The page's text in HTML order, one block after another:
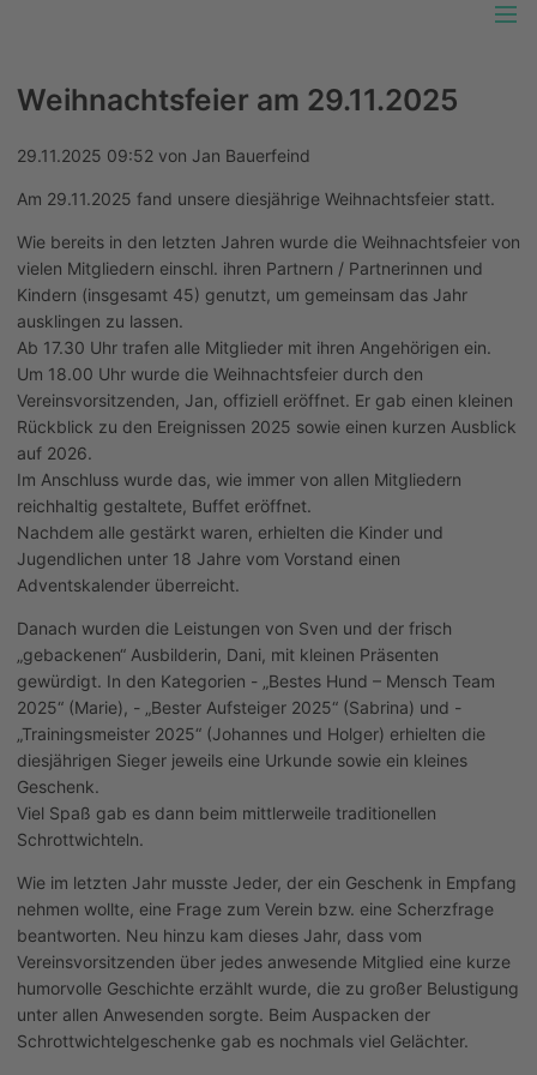
DATENSCHUTZORDNUNG
GESCHÄFTSORDNUNG DES VORSTANDES
NUTZUNGSORDNUNG
PLATZ- UND HAUSORDNUNG
e.V.
Weihnachtsfeier am 29.11.2025
29.11.2025 09:52 von Jan Bauerfeind
Am 29.11.2025 fand unsere diesjährige Weihnachtsfeier statt.
Wie bereits in den letzten Jahren wurde die Weihnachtsfeier von
vielen Mitgliedern einschl. ihren Partnern / Partnerinnen und
Kindern (insgesamt 45) genutzt, um gemeinsam das Jahr
ausklingen zu lassen.
Ab 17.30 Uhr trafen alle Mitglieder mit ihren Angehörigen ein.
Um 18.00 Uhr wurde die Weihnachtsfeier durch den
Vereinsvorsitzenden, Jan, offiziell eröffnet. Er gab einen kleinen
Rückblick zu den Ereignissen 2025 sowie einen kurzen Ausblick
auf 2026.
Im Anschluss wurde das, wie immer von allen Mitgliedern
reichhaltig gestaltete, Buffet eröffnet.
Nachdem alle gestärkt waren, erhielten die Kinder und
Jugendlichen unter 18 Jahre vom Vorstand einen
Adventskalender überreicht.
Danach wurden die Leistungen von Sven und der frisch
„gebackenen“ Ausbilderin, Dani, mit kleinen Präsenten
gewürdigt. In den Kategorien - „Bestes Hund – Mensch Team
2025“ (Marie), - „Bester Aufsteiger 2025“ (Sabrina) und -
„Trainingsmeister 2025“ (Johannes und Holger) erhielten die
diesjährigen Sieger jeweils eine Urkunde sowie ein kleines
Geschenk.
Viel Spaß gab es dann beim mittlerweile traditionellen
Schrottwichteln.
Wie im letzten Jahr musste Jeder, der ein Geschenk in Empfang
nehmen wollte, eine Frage zum Verein bzw. eine Scherzfrage
beantworten. Neu hinzu kam dieses Jahr, dass vom
Vereinsvorsitzenden über jedes anwesende Mitglied eine kurze
humorvolle Geschichte erzählt wurde, die zu großer Belustigung
unter allen Anwesenden sorgte. Beim Auspacken der
Schrottwichtelgeschenke gab es nochmals viel Gelächter.